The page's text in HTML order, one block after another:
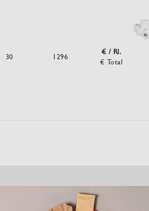
30 1296
€ / Rl.
€ Total